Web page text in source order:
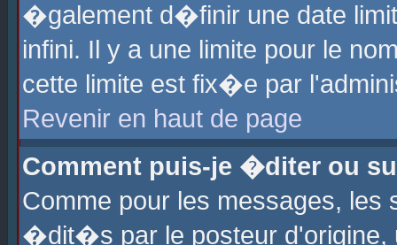
�galement d�finir une date
infini. Il y a une limite pour le
cette limite est fix�e par
Revenir en haut de page
Comment puis-je �diter ou
Comme pour les messages,
�dit�s par le posteur d'origine,